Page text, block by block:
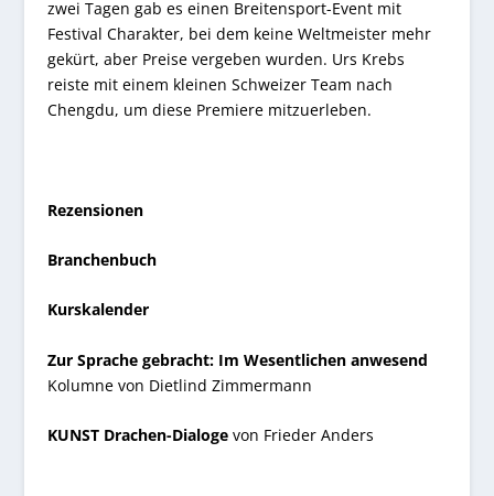
zwei Tagen gab es einen Breitensport-Event mit
Festival Charakter, bei dem keine Weltmeister mehr
gekürt, aber Preise vergeben wurden. Urs Krebs
reiste mit einem kleinen Schweizer Team nach
Chengdu, um diese Premiere mitzuerleben.
Rezensionen
Branchenbuch
Kurskalender
Zur Sprache gebracht: Im Wesentlichen anwesend
Kolumne von Dietlind Zimmermann
KUNST Drachen-Dialogevon Frieder Anders